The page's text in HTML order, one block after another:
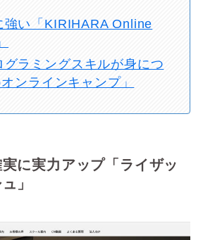
強い「KIRIHARA Online
グラミングスキルが身につ
ンラインキャンプ」
に実力アップ「ライザッ
」